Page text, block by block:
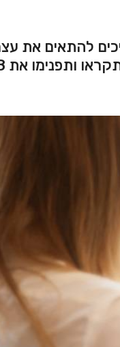
להתאים את